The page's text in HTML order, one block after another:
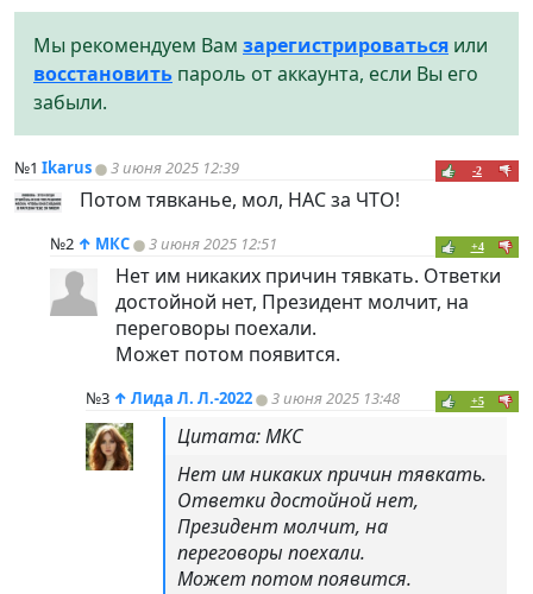
Мы рекомендуем Вам зарегистрироваться или
восстановить пароль от аккаунта, если Вы его
забыли.
№1 Ikarus 3 июня 2025 12:39 -2
Потом тявканье, мол, НАС за ЧТО!
№2 ↑ МКС 3 июня 2025 12:51 +4
Нет им никаких причин тявкать. Ответки
достойной нет, Президент молчит, на
переговоры поехали.
Может потом появится.
№3 ↑ Лида Л. Л.-2022 3 июня 2025 13:48 +5
Цитата: МКС
Нет им никаких причин тявкать.
Ответки достойной нет,
Президент молчит, на
переговоры поехали.
Может потом появится.